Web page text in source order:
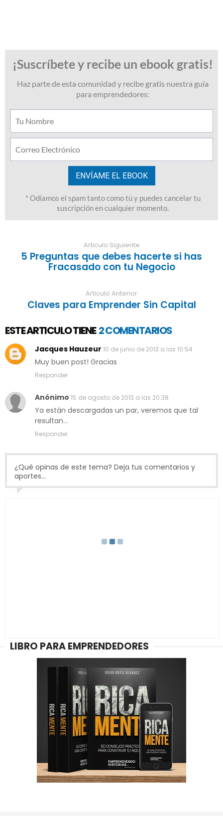
Articulo Siguiente
5 Preguntas que debes hacerte si has
Fracasado con tu Negocio
Articulo Anterior
Claves para Emprender Sin Capital
ESTE ARTICULO TIENE 2 COMENTARIOS
Jacques Hauzeur 10 de junio de 2013 a las 10:54
Muy buen post! Gracias
Responder
Anónimo 15 de agosto de 2013 a las 20:38
Ya están descargadas un par, veremos que tal
resultan...
Responder
¿Qué opinas de este tema? Deja tus comentarios y
aportes...
LIBRO PARA EMPRENDEDORES